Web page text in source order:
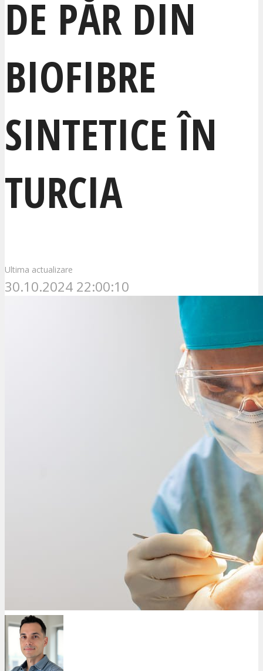
DE PĂR DIN
BIOFIBRE
SINTETICE ÎN
TURCIA
Ultima actualizare
30.10.2024 22:00:10